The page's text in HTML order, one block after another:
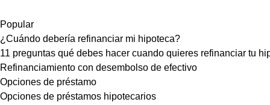
Popular
¿Cuándo debería refinanciar mi hipoteca?
11 preguntas qué debes hacer cuando quieres refinanciar tu
Refinanciamiento con desembolso de efectivo
Opciones de préstamo
Opciones de préstamos hipotecarios